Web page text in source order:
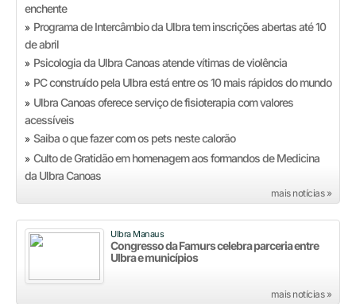
enchente
» Programa de Intercâmbio da Ulbra tem inscrições abertas até 10
de abril
» Psicologia da Ulbra Canoas atende vítimas de violência
» PC construído pela Ulbra está entre os 10 mais rápidos do mundo
» Ulbra Canoas oferece serviço de fisioterapia com valores
acessíveis
» Saiba o que fazer com os pets neste calorão
» Culto de Gratidão em homenagem aos formandos de Medicina
da Ulbra Canoas
mais notícias »
Ulbra Manaus
Congresso da Famurs celebra parceria entre
Ulbra e municípios
mais notícias »